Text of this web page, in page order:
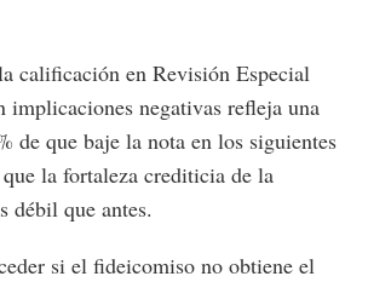
calificación en Revisión Especial
implicaciones negativas refleja una
de que baje la nota en los siguientes
la fortaleza crediticia de la
débil que antes.
si el fideicomiso no obtiene el